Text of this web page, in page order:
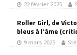
22 février 2025
Roller Girl, de
bleus à l’âme
9 mars 2025